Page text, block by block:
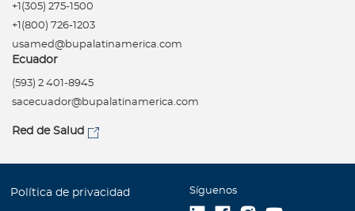
+1(305) 275-1500
+1(800) 726-1203
usamed@bupalatinamerica.com
Ecuador
(593) 2 401-8945
sacecuador@bupalatinamerica.com
Red de Salud
Política de privacidad Síguenos